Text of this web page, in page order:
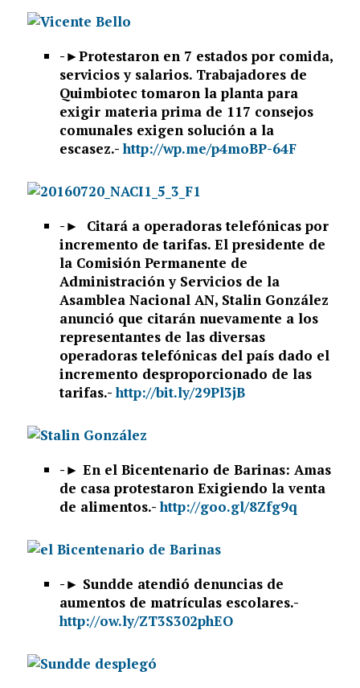
-►Protestaron en 7 estados por comida,
servicios y salarios. Trabajadores de
Quimbiotec tomaron la planta para
exigir materia prima de 117 consejos
comunales exigen solución a la
escasez.-http://wp.me/p4moBP-64F
-► Citará a operadoras telefónicas por
incremento de tarifas. El presidente de
la Comisión Permanente de
Administración y Servicios de la
Asamblea Nacional AN, Stalin González
anunció que citarán nuevamente a los
representantes de las diversas
operadoras telefónicas del país dado el
incremento desproporcionado de las
tarifas.-http://bit.ly/29Pl3jB
-► En el Bicentenario de Barinas: Amas
de casa protestaron Exigiendo la venta
de alimentos.-http://goo.gl/8Zfg9q
-► Sundde atendió denuncias de
aumentos de matrículas escolares.-
http://ow.ly/ZT3S302phEO